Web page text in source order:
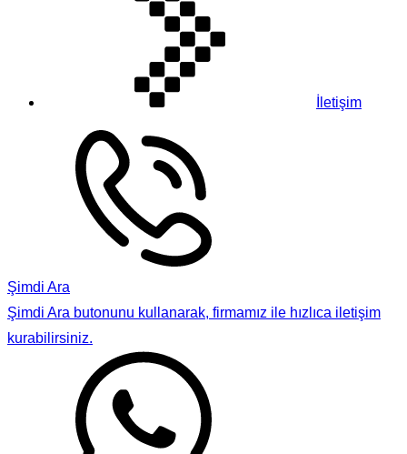
İletişim
Şimdi Ara
Şimdi Ara butonunu kullanarak, firmamız ile hızlıca iletişim
kurabilirsiniz.